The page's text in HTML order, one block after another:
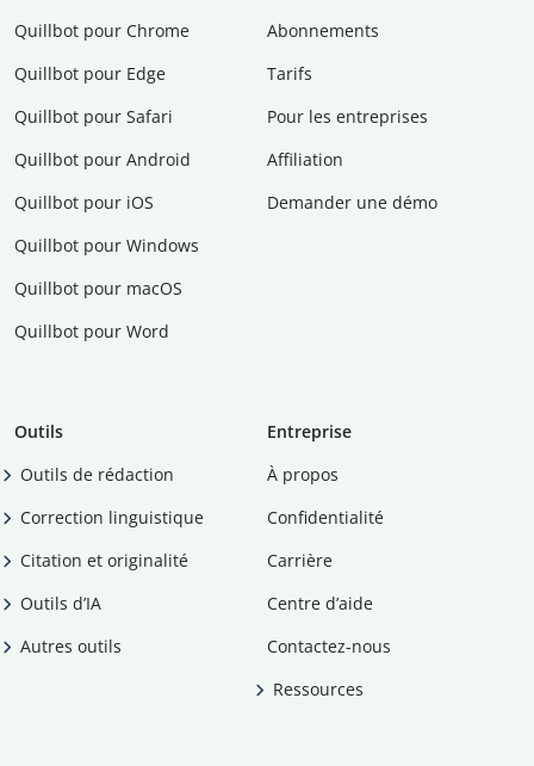
Quillbot pour Chrome
Quillbot pour Edge
Quillbot pour Safari
Quillbot pour Android
Quillbot pour iOS
Quillbot pour Windows
Quillbot pour macOS
Quillbot pour Word
Abonnements
Tarifs
Pour les entreprises
Affiliation
Demander une démo
Outils
Outils de rédaction
Correction linguistique
Citation et originalité
Outils d’IA
Autres outils
Entreprise
À propos
Confidentialité
Carrière
Centre d’aide
Contactez-nous
Ressources